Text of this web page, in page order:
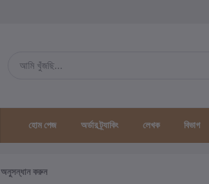
হোম পেজ অর্ডার ট্র্যাকিং লেখক বিভাগ
অনুসন্ধান করুন